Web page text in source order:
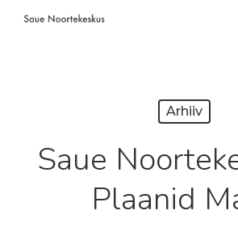
Skip
Arhiiv
Saue
Plaanid